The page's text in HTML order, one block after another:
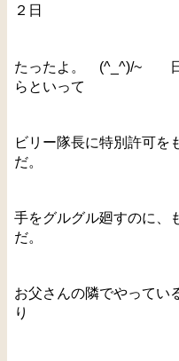
２日
たったよ。 (^_^)/~ 日
らといって
ビリー隊長に特別許可を
だ。
手をグルグル廻すのに、
だ。
お父さんの隣でやってい
り